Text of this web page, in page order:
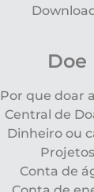
Doe
Por que doar
Central de
Dinheiro ou
Projetos
Conta de